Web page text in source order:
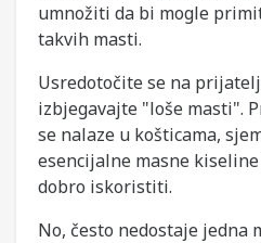
umnožiti da bi mogle
takvih masti.
Usredotočite se na
izbjegavajte "loše masti".
se nalaze u košticama,
esencijalne masne
dobro iskoristiti.
No, često nedostaje jedna